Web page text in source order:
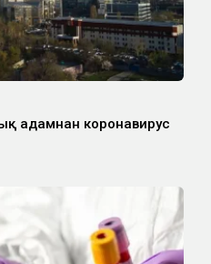
адамнан коронавирус